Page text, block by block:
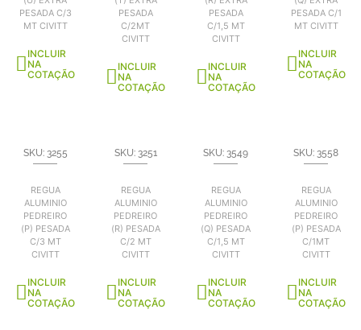
PESADA C/3
MT CIVITT
INCLUIR
NA
COTAÇÃO
PESADA
C/2MT
CIVITT
INCLUIR
NA
COTAÇÃO
PESADA
C/1,5 MT
CIVITT
INCLUIR
NA
COTAÇÃO
PESADA C/1
MT CIVITT
INCLUIR
NA
COTAÇÃO
SKU: 3255
REGUA
ALUMINIO
PEDREIRO
(P) PESADA
C/3 MT
CIVITT
INCLUIR
NA
COTAÇÃO
SKU: 3251
REGUA
ALUMINIO
PEDREIRO
(R) PESADA
C/2 MT
CIVITT
INCLUIR
NA
COTAÇÃO
SKU: 3549
REGUA
ALUMINIO
PEDREIRO
(Q) PESADA
C/1,5 MT
CIVITT
INCLUIR
NA
COTAÇÃO
SKU: 3558
REGUA
ALUMINIO
PEDREIRO
(P) PESADA
C/1MT
CIVITT
INCLUIR
NA
COTAÇÃO